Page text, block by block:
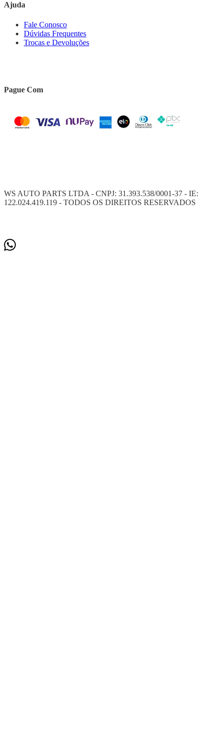
Ajuda
Fale Conosco
Dúvidas Frequentes
Trocas e Devoluções
Pague Com
WS AUTO PARTS LTDA - CNPJ: 31.393.538/0001-37 - IE:
122.024.419.119 - TODOS OS DIREITOS RESERVADOS